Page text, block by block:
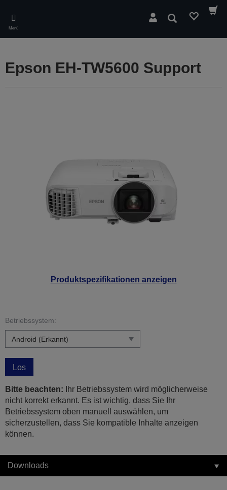
main
content
Menü
Suchen
Produktspezifikationen anzeigen
Epson EH-TW5600 Support
Betriebssystem:
Los
Bitte beachten: Ihr Betriebssystem wird möglicherweise
nicht korrekt erkannt. Es ist wichtig, dass Sie Ihr
Betriebssystem oben manuell auswählen, um
sicherzustellen, dass Sie kompatible Inhalte anzeigen
können.
Downloads